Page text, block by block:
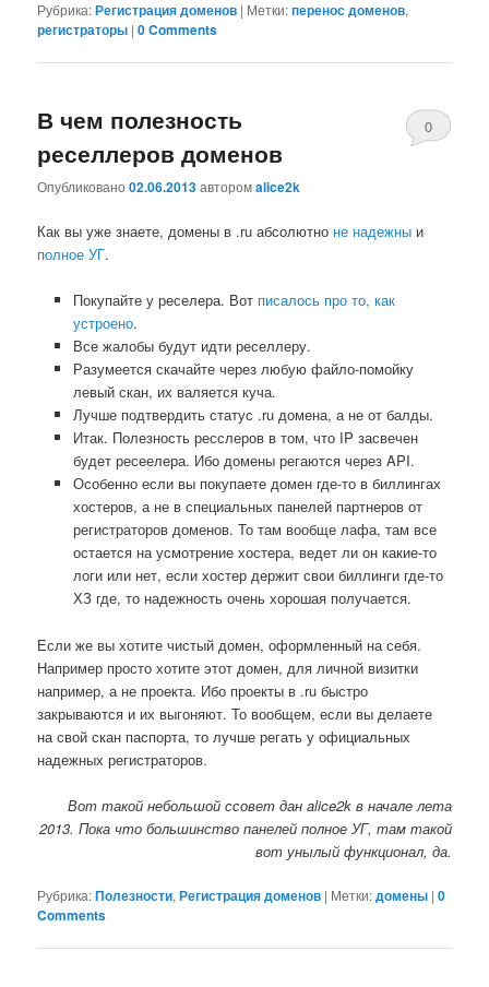
Рубрика:Регистрация доменов | Метки:перенос доменов,
регистраторы |0 Comments
В чем полезность
реселлеров доменов
Опубликовано02.06.2013авторомalice2k
0
Как вы уже знаете, домены в .ru абсолютно не надежны и
полное УГ.
Покупайте у реселера. Вот писалось про то, как
устроено.
Все жалобы будут идти реселлеру.
Разумеется скачайте через любую файло-помойку
левый скан, их валяется куча.
Лучше подтвердить статус .ru домена, а не от балды.
Итак. Полезность ресслеров в том, что IP засвечен
будет ресеелера. Ибо домены регаются через API.
Особенно если вы покупаете домен где-то в биллингах
хостеров, а не в специальных панелей партнеров от
регистраторов доменов. То там вообще лафа, там все
остается на усмотрение хостера, ведет ли он какие-то
логи или нет, если хостер держит свои биллинги где-то
ХЗ где, то надежность очень хорошая получается.
Если же вы хотите чистый домен, оформленный на себя.
Например просто хотите этот домен, для личной визитки
например, а не проекта. Ибо проекты в .ru быстро
закрываются и их выгоняют. То вообщем, если вы делаете
на свой скан паспорта, то лучше регать у официальных
надежных регистраторов.
Вот такой небольшой ссовет дан alice2k в начале лета
2013. Пока что большинство панелей полное УГ, там такой
вот унылый функционал, да.
Рубрика:Полезности,Регистрация доменов | Метки:домены |0
Comments